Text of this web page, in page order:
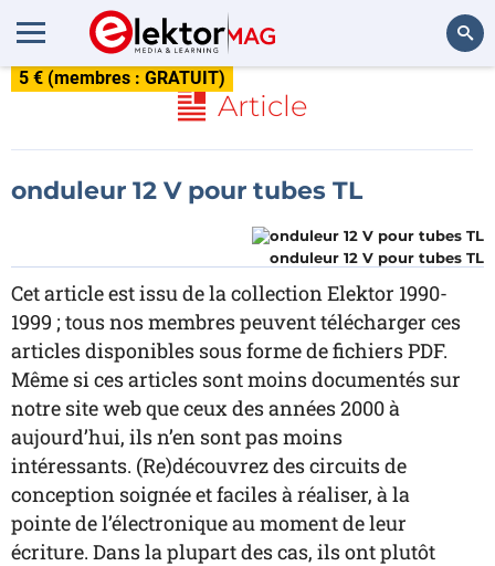
5 € (membres : GRATUIT)
Article
onduleur 12 V pour tubes TL
onduleur 12 V pour tubes TL
Cet article est issu de la collection Elektor 1990-
1999 ; tous nos membres peuvent télécharger ces
articles disponibles sous forme de fichiers PDF.
Même si ces articles sont moins documentés sur
notre site web que ceux des années 2000 à
aujourd’hui, ils n’en sont pas moins
intéressants. (Re)découvrez des circuits de
conception soignée et faciles à réaliser, à la
pointe de l’électronique au moment de leur
écriture. Dans la plupart des cas, ils ont plutôt